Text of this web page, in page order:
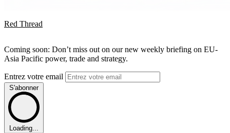
Red Thread
Coming soon: Don’t miss out on our new weekly briefing on EU-
Asia Pacific power, trade and strategy.
Entrez votre email
S'abonner
Loading...